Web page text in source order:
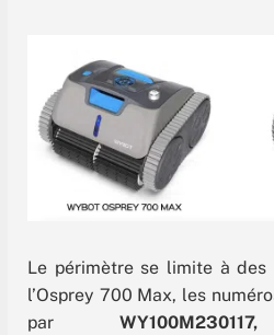
Le périmètre se limite à des
l’Osprey 700 Max, les
par